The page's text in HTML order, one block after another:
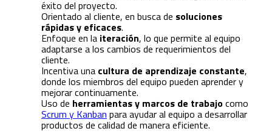
éxito del proyecto.
Orientado al cliente, en busca de soluciones
rápidas y eficaces.
Enfoque en la iteración, lo que permite al equipo
adaptarse a los cambios de requerimientos del
cliente.
Incentiva una cultura de aprendizaje constante,
donde los miembros del equipo pueden aprender y
mejorar continuamente.
Uso de herramientas y marcos de trabajocomo
Scrum y Kanban para ayudar al equipo a desarrollar
productos de calidad de manera eficiente.